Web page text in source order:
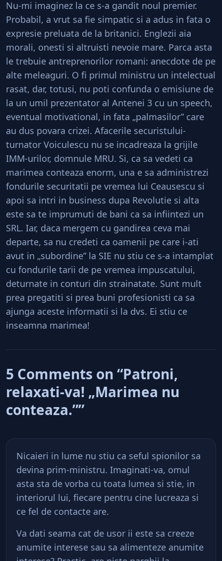
Nu-mi imaginez la ce s-a gandit noul premier.
Probabil, a vrut sa fie simpatic si a adus in fata o
expresie preluata de la britanici. Englezii aia
morali, onesti si altruisti nevoie mare. Parca asta
le trebuie antreprenorilor romani: anecdote de pe
alte meleaguri. O fi primul ministru un intelectual
rasat, dar, totusi, nu poti confunda o emisiune de
la un umil prezentator al Antenei 3 cu un speech,
eventual motivational, in fata „palmasilor” care
au dus povara crizei. Afacerile securistului-
turnator Voiculescu nu se incadreaza la grijile
IMM-urilor, domnule MRU. Si, ca sa vedeti ca
marimea conteaza enorm, una e sa administrezi
fondurile securitatii pe vremea lui Ceausescu si
apoi sa intri in business dupa Revolutie si alta
este sa te imprumuti de bani ca sa infiintezi un
SRL. Iar, daca mergem cu gandirea ceva mai
departe, sa nu credeti ca oamenii pe care i-ati
avut in „subordine” la SIE nu stiu ce s-a intamplat
cu fondurile tarii de pe vremea impuscatului,
deturnate in conturi din strainatate. Sunt mult
prea pregatiti si prea buni profesionisti ca sa
ajunga aceste informatii si la dvs. Ei stiu ce
inseamna marimea!
5 Comments on “Patroni,
relaxati-va! „Marimea nu
conteaza.””
Nicaieri in lume nu stiu ca seful spionilor sa
devina prim-ministru. Imaginati-va, omul
asta sta de vorba cu toata lumea si stie, in
interiorul lui, fiecare pentru cine lucreaza si
ce fel de contacte are.
Va dati seama cat de usor ii este sa creeze
anumite interese sau sa alimenteze anumite